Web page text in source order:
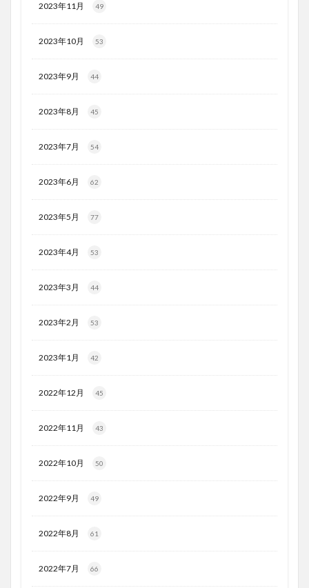
2023年11月 49
2023年10月 53
2023年9月 44
2023年8月 45
2023年7月 54
2023年6月 62
2023年5月 77
2023年4月 53
2023年3月 44
2023年2月 53
2023年1月 42
2022年12月 45
2022年11月 43
2022年10月 50
2022年9月 49
2022年8月 61
2022年7月 66